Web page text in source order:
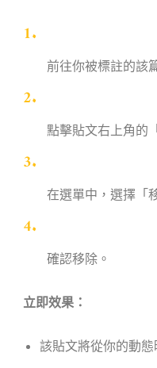
前往你被標註的該
點擊貼文右上角的
在選單中，選擇「
確認移除。
立即效果：
該貼文將從你的動態